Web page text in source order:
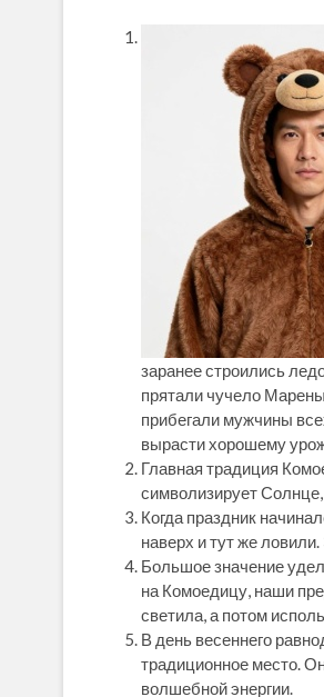
заранее строились
прятали чучело
прибегали мужчины
вырасти хорошему
Главная традиция
символизирует Солнце,
Когда праздник
наверх и тут же
Большое значение
на Комоедицу, наши
светила, а потом
В день весеннего
традиционное место.
волшебной энергии.